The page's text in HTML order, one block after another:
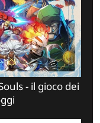
- il gioco dei